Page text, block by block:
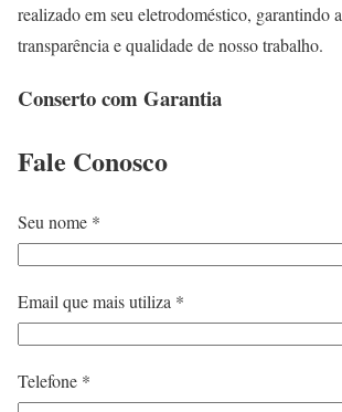
realizado em seu eletrodoméstico, garantindo
transparência e qualidade de nosso trabalho.
Conserto com Garantia
Fale Conosco
Seu nome *
Email que mais utiliza *
Telefone *